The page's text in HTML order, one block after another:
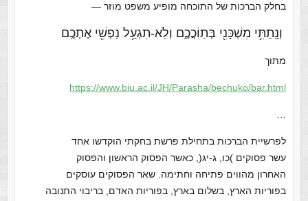
בחלק הברכות של התוכחה מופיע משפט מוזר —
וְנָֽתַתִּ֥י מִשְׁכָּנִ֖י בְּתֽוֹכֲכֶ֑ם וְלֹֽא-תִגְעַ֥ל נַפְשִׁ֖י אֶתְכֶֽם
מתוך
https://www.biu.ac.il/JH/Parasha/bechuko/bar.html
לפרשיית הברכות בתחילת פרשת בחקתי הוקדשו אחד
עשר פסוקים )כו, ג-יג(, כאשר הפסוק הראשון והפסוק
האחרון מהווים פתיחה וחתימה. שאר הפסוקים עוסקים
בפוריות הארץ, בשלום בארץ, בפוריות האדם, בריבוי התנובה